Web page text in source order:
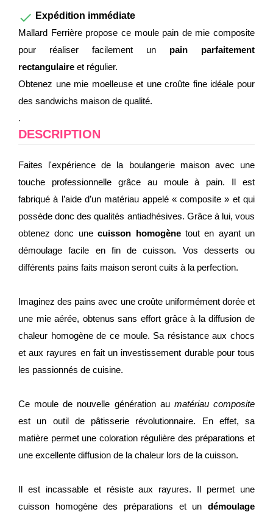
 Expédition immédiate
Mallard Ferrière propose ce moule pain de mie composite
pour réaliser facilement un pain parfaitement
rectangulaire et régulier.
Obtenez une mie moelleuse et une croûte fine idéale pour
des sandwichs maison de qualité.
.
DESCRIPTION
Faites l'expérience de la boulangerie maison avec une
touche professionnelle grâce au moule à pain. Il est
fabriqué à l’aide d’un matériau appelé « composite » et qui
possède donc des qualités antiadhésives. Grâce à lui, vous
obtenez donc unecuisson homogènetout en ayant un
démoulage facile en fin de cuisson. Vos desserts ou
différents pains faits maison seront cuits à la perfection.
Imaginez des pains avec une croûte uniformément dorée et
une mie aérée, obtenus sans effort grâce à la diffusion de
chaleur homogène de ce moule. Sa résistance aux chocs
et aux rayures en fait un investissement durable pour tous
les passionnés de cuisine.
Ce moule de nouvelle génération au matériau composite
est un outil de pâtisserie révolutionnaire. En effet, sa
matière permet une coloration régulière des préparations et
une excellente diffusion de la chaleur lors de la cuisson.
Il est incassable et résiste aux rayures. Il permet une
cuisson homogène des préparations et un démoulage